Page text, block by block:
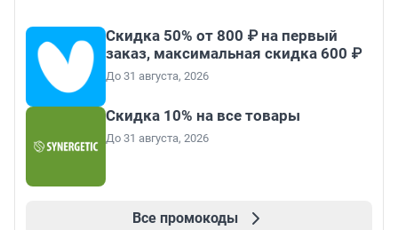
Скидка 50% от 800 ₽ на первый
заказ, максимальная скидка 600 ₽
До 31 августа, 2026
Скидка 10% на все товары
До 31 августа, 2026
Все промокоды